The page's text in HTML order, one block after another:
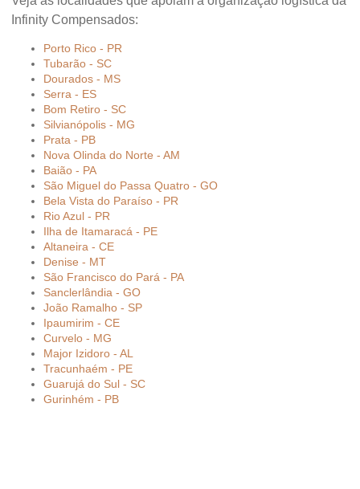
Infinity Compensados:
Porto Rico - PR
Tubarão - SC
Dourados - MS
Serra - ES
Bom Retiro - SC
Silvianópolis - MG
Prata - PB
Nova Olinda do Norte - AM
Baião - PA
São Miguel do Passa Quatro - GO
Bela Vista do Paraíso - PR
Rio Azul - PR
Ilha de Itamaracá - PE
Altaneira - CE
Denise - MT
São Francisco do Pará - PA
Sanclerlândia - GO
João Ramalho - SP
Ipaumirim - CE
Curvelo - MG
Major Izidoro - AL
Tracunhaém - PE
Guarujá do Sul - SC
Gurinhém - PB